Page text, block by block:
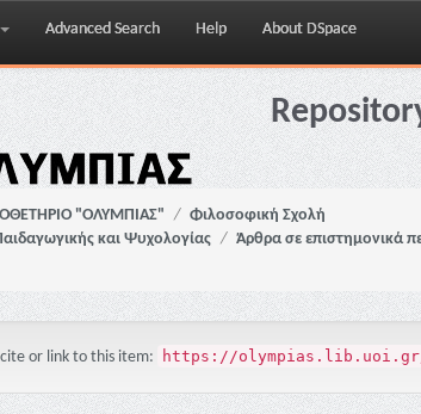
Advanced Search Help About DSpace
"ΟΛΥΜΠΙΑΣ"
Φιλοσοφική Σχολή
και Ψυχολογίας
Άρθρα σε επιστημονικά
or link to this item: https://olympias.lib.uoi.gr/